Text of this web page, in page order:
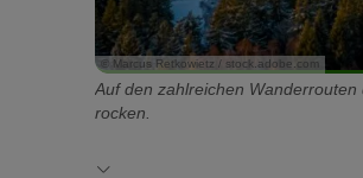
© Marcus Retkowietz / stock.adobe.com
Auf den zahlreichen
rocken.